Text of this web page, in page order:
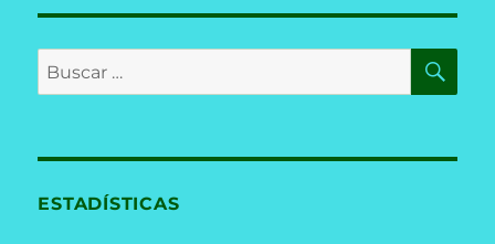
Buscar
por:
ESTADÍSTICAS